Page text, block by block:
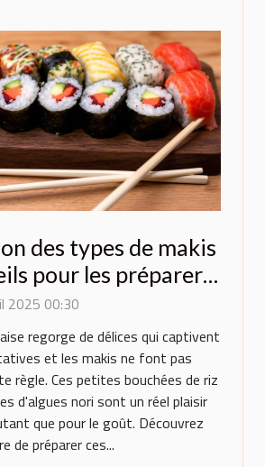
des types de makis
pour les préparer
chez soi
2025 00:30
regorge de délices qui captivent
et les makis ne font pas
règle. Ces petites bouchées de riz
d'algues nori sont un réel plaisir
que pour le goût. Découvrez
de préparer ces...